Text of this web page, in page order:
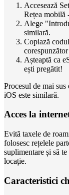
Accesează
Rețea mobilă
Alege
similară.
Copiază
Așteaptă ca
ești pregătit!
Procesul de mai
iOS este similară.
Acces la
Evită taxele de
folosesc rețelele
suplimentare și să
locație.
Caracteristici